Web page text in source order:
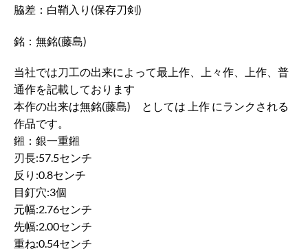
脇差：白鞘入り(保存刀剣)
銘：無銘(藤島)
当社では刀工の出来によって最上作、上々作、上作、普
通作を記載しております
本作の出来は無銘(藤島) としては 上作 にランクされる
作品です。
鎺：銀一重鎺
刃長:57.5センチ
反り:0.8センチ
目釘穴:3個
元幅:2.76センチ
先幅:2.00センチ
重ね:0.54センチ